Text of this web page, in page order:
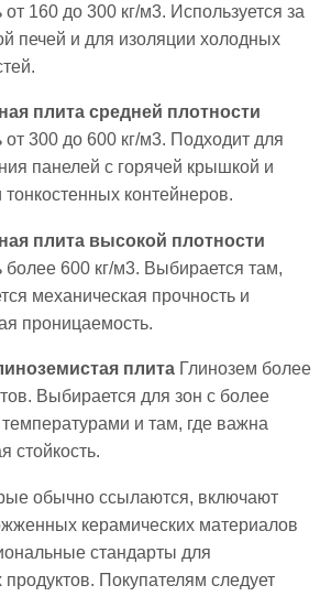
от 160 до 300 кг/м3. Используется за
печей и для изоляции холодных
плита средней плотности
от 300 до 600 кг/м3. Подходит для
панелей с горячей крышкой и
тонкостенных контейнеров.
плита высокой плотности
более 600 кг/м3. Выбирается там,
механическая прочность и
проницаемость.
плитаГлинозем более
Выбирается для зон с более
и там, где важна
стойкость.
обычно ссылаются, включают
керамических материалов
стандарты для
Покупателям следует